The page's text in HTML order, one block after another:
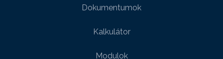
Dokumentumok
Kalkulátor
Modulok